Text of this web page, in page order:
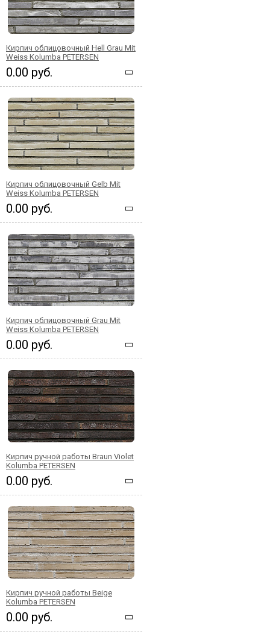
Кирпич облицовочный Hell Grau Mit
Weiss Kolumba PETERSEN
0.00 руб.
Кирпич облицовочный Gelb Mit
Weiss Kolumba PETERSEN
0.00 руб.
Кирпич облицовочный Grau Mit
Weiss Kolumba PETERSEN
0.00 руб.
Кирпич ручной работы Braun Violet
Kolumba PETERSEN
0.00 руб.
Кирпич ручной работы Beige
Kolumba PETERSEN
0.00 руб.